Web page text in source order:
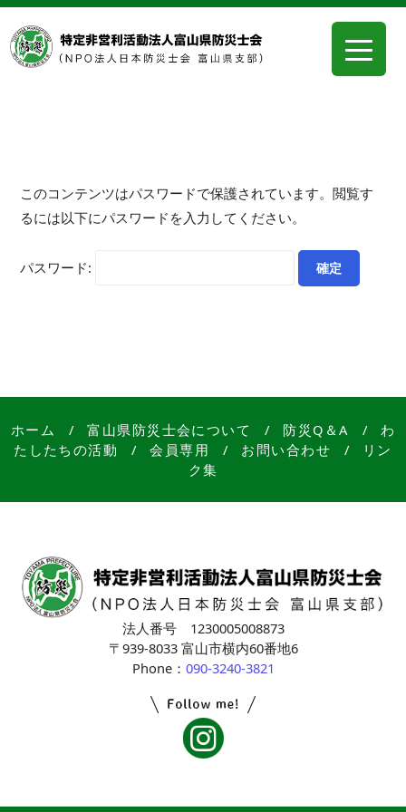
このコンテンツはパスワードで保護されています。閲覧す
るには以下にパスワードを入力してください。
パスワード:
ホーム /富山県防災士会について / 防災Q＆A / わ
たしたちの活動
/会員専用 / お問い合わせ /
リン
ク集
法人番号 1230005008873
〒939-8033 富山市横内60番地6
Phone： 090-3240-3821